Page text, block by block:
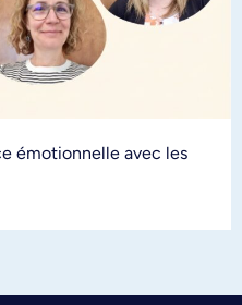
émotionnelle avec les